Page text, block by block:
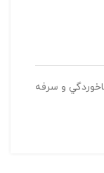
و سرفه